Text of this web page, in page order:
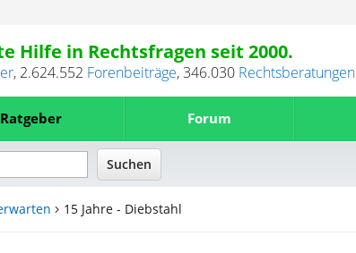
Hilfe in Rechtsfragen seit 2000.
, 2.624.552 Forenbeiträge,346.030 Rechtsberatungen
Ratgeber Forum
15 Jahre - Diebstahl